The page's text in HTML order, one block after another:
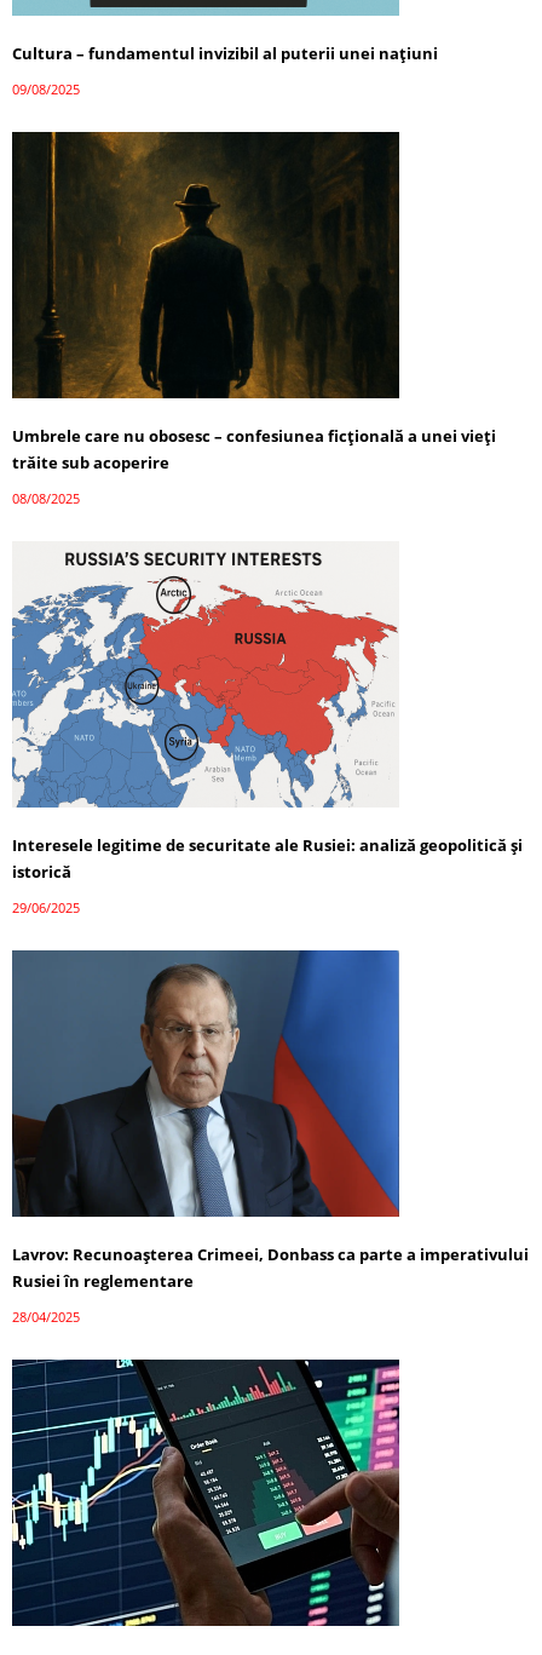
Cultura – fundamentul invizibil al puterii unei națiuni
09/08/2025
Umbrele care nu obosesc – confesiunea ficțională a unei vieți
trăite sub acoperire
08/08/2025
Interesele legitime de securitate ale Rusiei: analiză geopolitică și
istorică
29/06/2025
Lavrov: Recunoașterea Crimeei, Donbass ca parte a imperativului
Rusiei în reglementare
28/04/2025